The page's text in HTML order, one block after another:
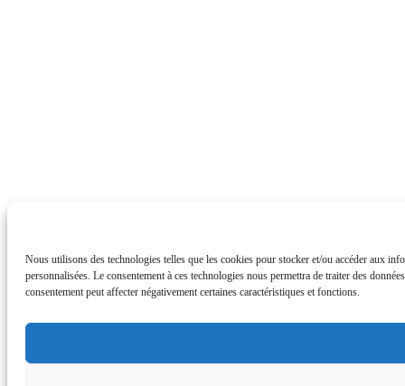
Nous utilisons des technologies telles que les cookies pour stocker et/ou accéder aux
personnalisées. Le consentement à ces technologies nous permettra de traiter des
consentement peut affecter négativement certaines caractéristiques et fonctions.